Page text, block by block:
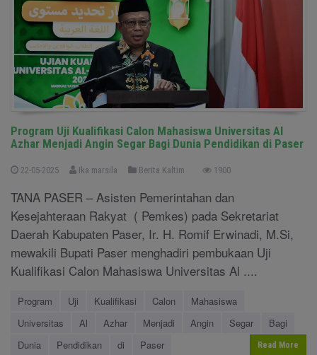
Program Uji Kualifikasi Calon Mahasiswa Universitas Al
Azhar Menjadi Angin Segar Bagi Dunia Pendidikan di Paser
22-05-2025 Ika marsila Berita Kaltim 1900
TANA PASER – Asisten Pemerintahan dan
Kesejahteraan Rakyat ( Pemkes) pada Sekretariat
Daerah Kabupaten Paser, Ir. H. Romif Erwinadi, M.Si,
mewakili Bupati Paser menghadiri pembukaan Uji
Kualifikasi Calon Mahasiswa Universitas Al ....
Program Uji Kualifikasi Calon
Mahasiswa
Universitas
Al Azhar Menjadi Angin Segar
Bagi
Dunia
Pendidikan di Paser Read More